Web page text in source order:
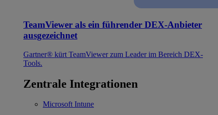
TeamViewer als ein führender DEX-Anbieter
ausgezeichnet
Gartner® kürt TeamViewer zum Leader im Bereich DEX-
Tools.
Zentrale Integrationen
Microsoft Intune